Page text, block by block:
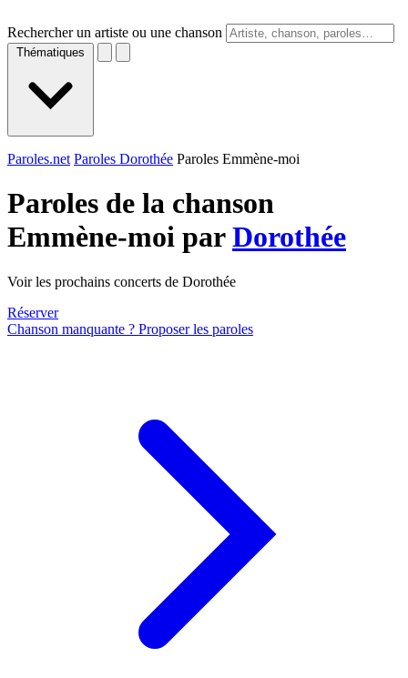
Rechercher un artiste ou une chanson
Thématiques
Paroles.net Paroles Dorothée Paroles Emmène-moi
Paroles de la chanson
Emmène-moi parDorothée
Voir les prochains concerts de Dorothée
Réserver
Chanson manquante ? Proposer les paroles